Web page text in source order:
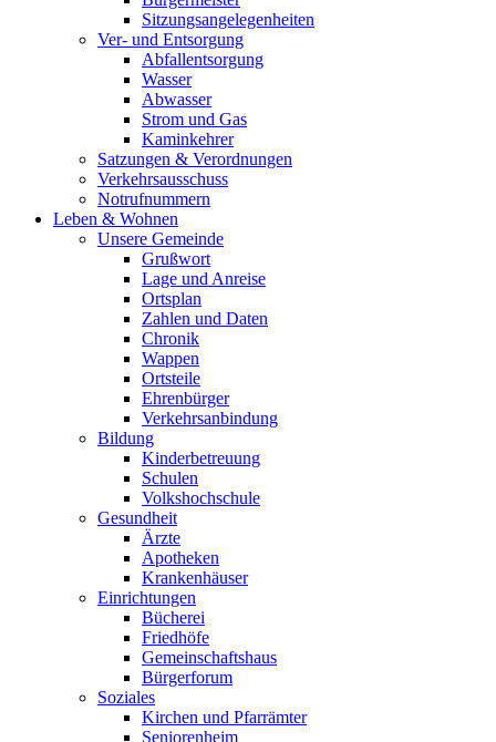
Sitzungsangelegenheiten
Ver- und Entsorgung
Abfallentsorgung
Wasser
Abwasser
Strom und Gas
Kaminkehrer
Satzungen & Verordnungen
Verkehrsausschuss
Notrufnummern
Leben & Wohnen
Unsere Gemeinde
Grußwort
Lage und Anreise
Ortsplan
Zahlen und Daten
Chronik
Wappen
Ortsteile
Ehrenbürger
Verkehrsanbindung
Bildung
Kinderbetreuung
Schulen
Volkshochschule
Gesundheit
Ärzte
Apotheken
Krankenhäuser
Einrichtungen
Bücherei
Friedhöfe
Gemeinschaftshaus
Bürgerforum
Soziales
Kirchen und Pfarrämter
Seniorenheim